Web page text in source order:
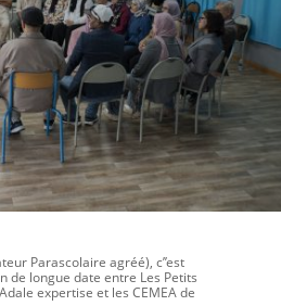
Parascolaire agréé), c’’est
de longue date entre Les Petits
expertise et les CEMEA de